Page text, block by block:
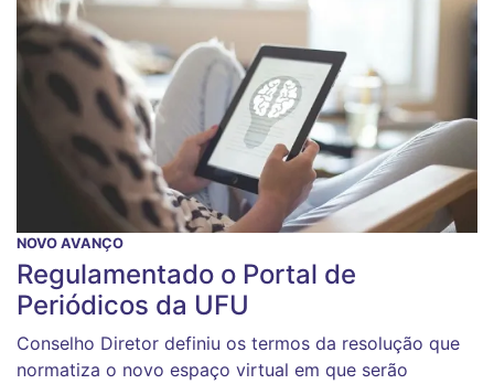
NOVO AVANÇO
Regulamentado o Portal de
Periódicos da UFU
Conselho Diretor definiu os termos da resolução que
normatiza o novo espaço virtual em que serão